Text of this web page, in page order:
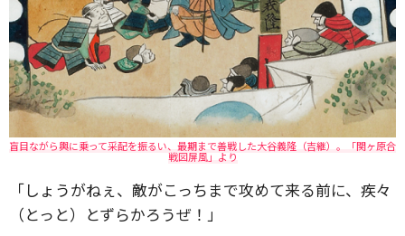
盲目ながら輿に乗って采配を振るい、最期まで善戦した大谷義隆（吉継）。「関ヶ原合
戦図屏風」より
「しょうがねぇ、敵がこっちまで攻めて来る前に、疾々
（とっと）とずらかろうぜ！」